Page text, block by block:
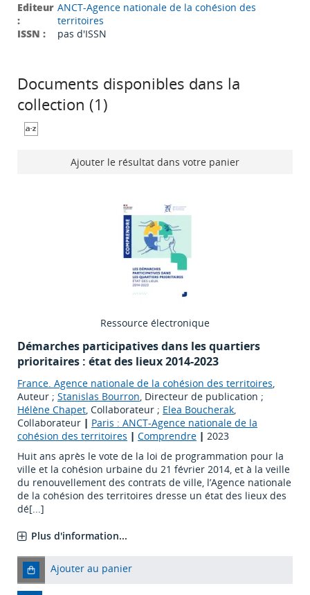
Editeur
:
ANCT-Agence nationale de la cohésion des
territoires
ISSN :
pas d'ISSN
Documents disponibles dans la
collection (1 )
Ajouter le résultat dans votre panier
Ressource électronique
Démarches participatives dans les quartiers
prioritaires : état des lieux 2014-2023
France. Agence nationale de la cohésion des territoires,
Auteur ; Stanislas Bourron, Directeur de publication ;
Hélène Chapet, Collaborateur ; Elea Boucherak,
Collaborateur | Paris : ANCT-Agence nationale de la
cohésion des territoires | Comprendre | 2023
Huit ans après le vote de la loi de programmation pour la
ville et la cohésion urbaine du 21 février 2014, et à la veille
du renouvellement des contrats de ville, l’Agence nationale
de la cohésion des territoires dresse un état des lieux des
dé[...]
Plus d'information...
Ajouter au panier